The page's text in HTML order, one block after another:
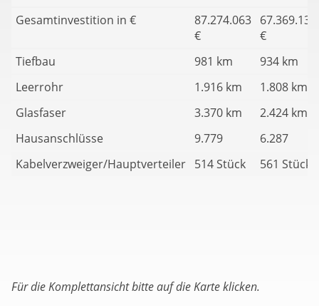
Gesamtinvestition in €
87.274.063
€
67.369.135
€
Tiefbau
981 km
934 km
Leerrohr
1.916 km
1.808 km
Glasfaser
3.370 km
2.424 km
Hausanschlüsse
9.779
6.287
Kabelverzweiger/Hauptverteiler 514 Stück 561 Stück
Für die Komplettansicht bitte auf die Karte klicken.